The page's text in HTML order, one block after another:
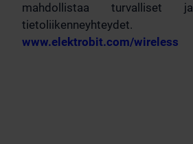
mahdollistaa turvalliset
tietoliikenneyhteydet.
www.elektrobit.com/wireless